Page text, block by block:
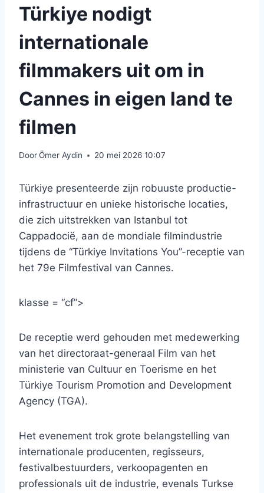
Türkiye nodigt
internationale
filmmakers uit om in
Cannes in eigen land te
filmen
DoorÖmer Aydin 20 mei 2026 10:07
Türkiye presenteerde zijn robuuste productie-
infrastructuur en unieke historische locaties,
die zich uitstrekken van Istanbul tot
Cappadocië, aan de mondiale filmindustrie
tijdens de “Türkiye Invitations You”-receptie van
het 79e Filmfestival van Cannes.
klasse = “cf”>
De receptie werd gehouden met medewerking
van het directoraat-generaal Film van het
ministerie van Cultuur en Toerisme en het
Türkiye Tourism Promotion and Development
Agency (TGA).
Het evenement trok grote belangstelling van
internationale producenten, regisseurs,
festivalbestuurders, verkoopagenten en
professionals uit de industrie, evenals Turkse